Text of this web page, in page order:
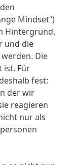
Mindset“)
Hintergrund,
und die
Die
ist. Für
fest:
der wir
reagieren
nur als